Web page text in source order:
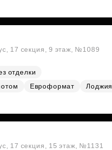
17 секция, 9 этаж, №1089
отделки
Евроформат
Лоджия
17 секция, 15 этаж, №1131